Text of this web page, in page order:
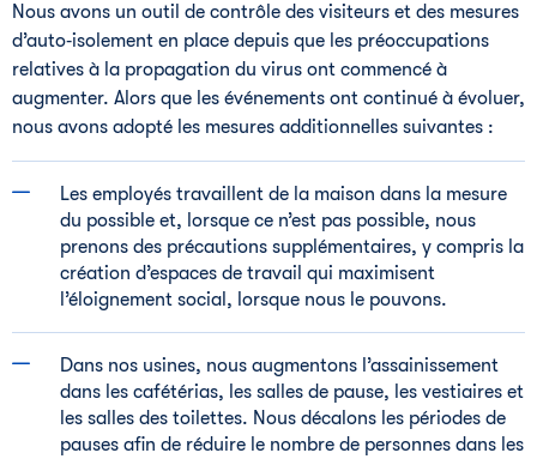
Nous avons un outil de contrôle des visiteurs et des mesures
d’auto‑isolement en place depuis que les préoccupations
relatives à la propagation du virus ont commencé à
augmenter. Alors que les événements ont continué à évoluer,
nous avons adopté les mesures additionnelles suivantes :
Les employés travaillent de la maison dans la mesure
du possible et, lorsque ce n’est pas possible, nous
prenons des précautions supplémentaires, y compris la
création d’espaces de travail qui maximisent
l’éloignement social, lorsque nous le pouvons.
Dans nos usines, nous augmentons l’assainissement
dans les cafétérias, les salles de pause, les vestiaires et
les salles des toilettes. Nous décalons les périodes de
pauses afin de réduire le nombre de personnes dans les